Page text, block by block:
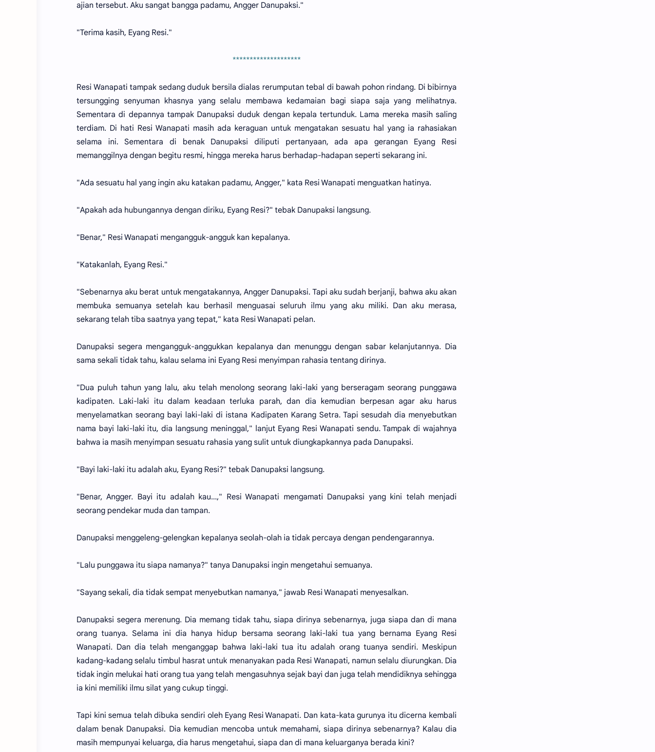
ajian tersebut. Aku sangat bangga padamu, Angger Danupaksi."
"Terima kasih, Eyang Resi."
********************
Resi Wanapati tampak sedang duduk bersila dialas rerumputan tebal di bawah pohon rindang. Di bibirnya
tersungging senyuman khasnya yang selalu membawa kedamaian bagi siapa saja yang melihatnya.
Sementara di depannya tampak Danupaksi duduk dengan kepala tertunduk. Lama mereka masih saling
terdiam. Di hati Resi Wanapati masih ada keraguan untuk mengatakan sesuatu hal yang ia rahasiakan
selama ini. Sementara di benak Danupaksi diliputi pertanyaan, ada apa gerangan Eyang Resi
memanggilnya dengan begitu resmi, hingga mereka harus berhadap-hadapan seperti sekarang ini.
"Ada sesuatu hal yang ingin aku katakan padamu, Angger," kata Resi Wanapati menguatkan hatinya.
"Apakah ada hubungannya dengan diriku, Eyang Resi?" tebak Danupaksi langsung.
"Benar," Resi Wanapati mengangguk-angguk kan kepalanya.
"Katakanlah, Eyang Resi."
"Sebenarnya aku berat untuk mengatakannya, Angger Danupaksi. Tapi aku sudah berjanji, bahwa aku akan
membuka semuanya setelah kau berhasil menguasai seluruh ilmu yang aku miliki. Dan aku merasa,
sekarang telah tiba saatnya yang tepat," kata Resi Wanapati pelan.
Danupaksi segera mengangguk-anggukkan kepalanya dan menunggu dengan sabar kelanjutannya. Dia
sama sekali tidak tahu, kalau selama ini Eyang Resi menyimpan rahasia tentang dirinya.
"Dua puluh tahun yang lalu, aku telah menolong seorang laki-laki yang berseragam seorang punggawa
kadipaten. Laki-laki itu dalam keadaan terluka parah, dan dia kemudian berpesan agar aku harus
menyelamatkan seorang bayi laki-laki di istana Kadipaten Karang Setra. Tapi sesudah dia menyebutkan
nama bayi laki-laki itu, dia langsung meninggal," lanjut Eyang Resi Wanapati sendu. Tampak di wajahnya
bahwa ia masih menyimpan sesuatu rahasia yang sulit untuk diungkapkannya pada Danupaksi.
"Bayi laki-laki itu adalah aku, Eyang Resi?" tebak Danupaksi langsung.
"Benar, Angger. Bayi itu adalah kau...," Resi Wanapati mengamati Danupaksi yang kini telah menjadi
seorang pendekar muda dan tampan.
Danupaksi menggeleng-gelengkan kepalanya seolah-olah ia tidak percaya dengan pendengarannya.
"Lalu punggawa itu siapa namanya?" tanya Danupaksi ingin mengetahui semuanya.
"Sayang sekali, dia tidak sempat menyebutkan namanya," jawab Resi Wanapati menyesalkan.
Danupaksi segera merenung. Dia memang tidak tahu, siapa dirinya sebenarnya, juga siapa dan di mana
orang tuanya. Selama ini dia hanya hidup bersama seorang laki-laki tua yang bernama Eyang Resi
Wanapati. Dan dia telah menganggap bahwa laki-laki tua itu adalah orang tuanya sendiri. Meskipun
kadang-kadang selalu timbul hasrat untuk menanyakan pada Resi Wanapati, namun selalu diurungkan. Dia
tidak ingin melukai hati orang tua yang telah mengasuhnya sejak bayi dan juga telah mendidiknya sehingga
ia kini memiliki ilmu silat yang cukup tinggi.
Tapi kini semua telah dibuka sendiri oleh Eyang Resi Wanapati. Dan kata-kata gurunya itu dicerna kembali
dalam benak Danupaksi. Dia kemudian mencoba untuk memahami, siapa dirinya sebenarnya? Kalau dia
masih mempunyai keluarga, dia harus mengetahui, siapa dan di mana keluarganya berada kini?